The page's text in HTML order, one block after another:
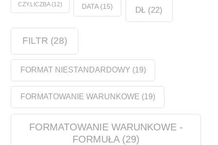
CZY.LICZBA(12) DATA(15) DŁ (22)
FILTR (28)
FORMAT NIESTANDARDOWY (19)
FORMATOWANIE WARUNKOWE (19)
FORMATOWANIE WARUNKOWE -
FORMUŁA(29)